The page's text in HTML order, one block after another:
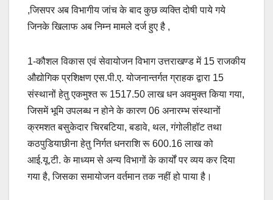
,जिसपर अब विभागीय जांच के बाद कुछ व्यक्ति दोषी पाये गये
जिनके खिलाफ अब निम्न मामले दर्ज हुए है ,
1-कौशल विकास एवं सेवायोजन विभाग उत्तराखण्ड में 15 राजकीय
औद्योगिक प्रशिक्षण एस.पी.ए. योजनान्तर्गत ग्राहक द्वारा 15
संस्थानों हेतु एकमुश्त रू 1517.50 लाख धन अवमुक्त किया गया,
जिसमें भूमि उपलब्ध न होने के कारण 06 अनारम्भ संस्थानों
क्रमशत बसुकेदार चिरबटिया, बडावे, थल, गंगोलीहॉट तथा
कठपुडियाछीना हेतु निर्गत धनराशि रू 600.16 लाख को
आई.यू.टी. के माध्यम से अन्य विभागों के कार्यों पर व्यय कर दिया
गया है, जिसका समायोजन वर्तमान तक नहीं हो पाया है।